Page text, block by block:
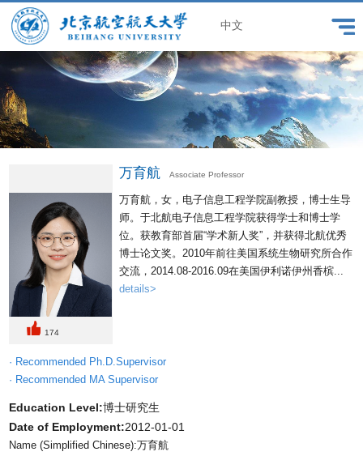
中文
174
万育航 Associate Professor
万育航，女，电子信息工程学院副教授，博士生导
师。于北航电子信息工程学院获得学士和博士学
位。获教育部首届“学术新人奖”，并获得北航优秀
博士论文奖。2010年前往美国系统生物研究所合作
交流，2014.08-2016.09在美国伊利诺伊州香槟...
details>
· Recommended Ph.D.Supervisor
· Recommended MA Supervisor
Education Level:博士研究生
Date of Employment:2012-01-01
Name (Simplified Chinese):万育航